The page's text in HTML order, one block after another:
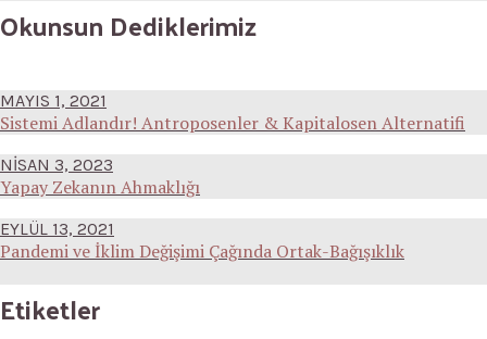
Okunsun Dediklerimiz
MAYIS 1, 2021
Sistemi Adlandır! Antroposenler & Kapitalosen Alternatifi
NISAN 3, 2023
Yapay Zekanın Ahmaklığı
EYLÜL 13, 2021
Pandemi ve İklim Değişimi Çağında Ortak-Bağışıklık
Etiketler